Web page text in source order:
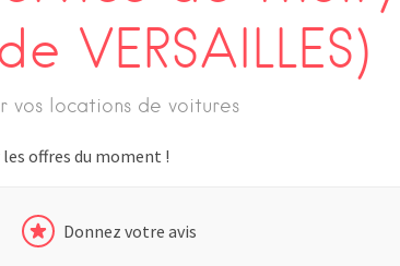
VERSAILLES)
vos locations de voitures
offres du moment !
Donnez votre avis